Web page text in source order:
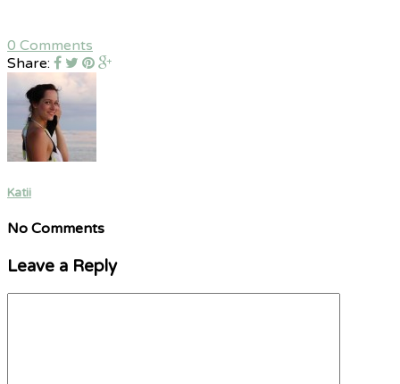
0 Comments
Share:
Katii
No Comments
Leave a Reply